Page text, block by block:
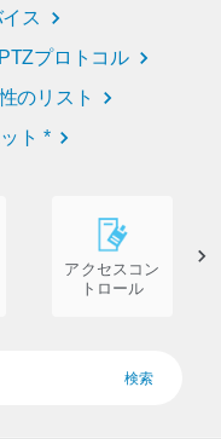
ス
プロトコル
のリスト
ト *
アクセスコン
トロール
検索